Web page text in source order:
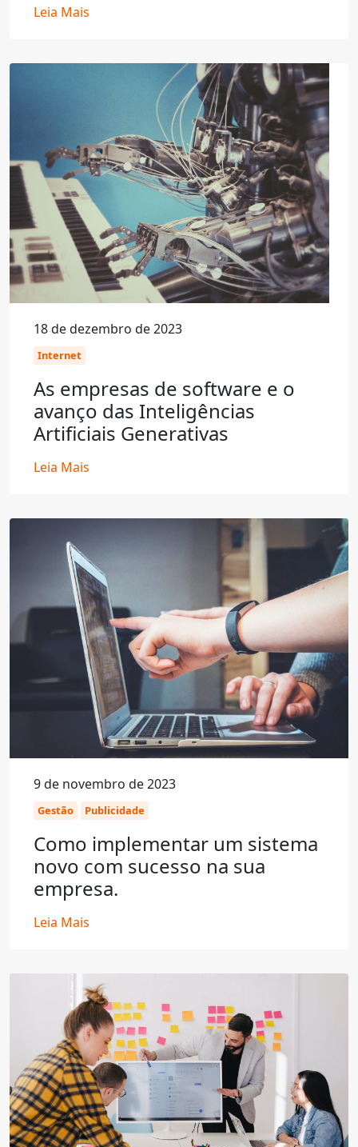
Leia Mais
18 de dezembro de 2023
Internet
As empresas de software e o
avanço das Inteligências
Artificiais Generativas
Leia Mais
9 de novembro de 2023
Gestão Publicidade
Como implementar um sistema
novo com sucesso na sua
empresa.
Leia Mais